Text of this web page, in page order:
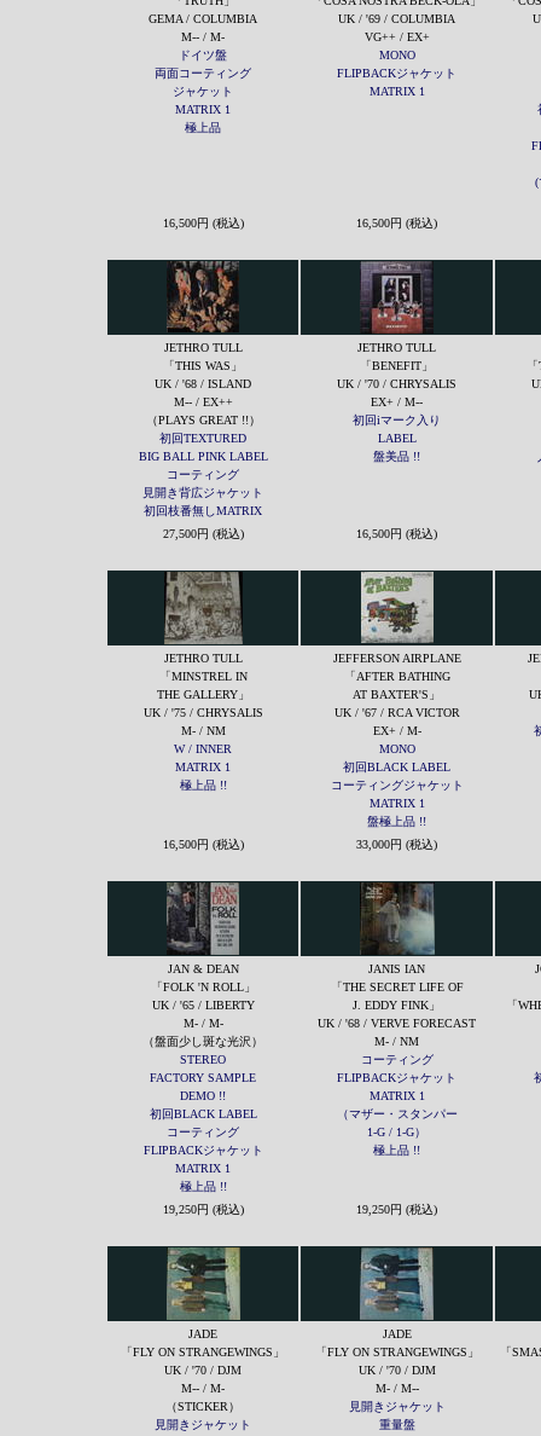
GEMA / COLUMBIA
M-- / M-
ドイツ盤
両面コーティング
ジャケット
MATRIX 1
極上品
UK / '69 / COLUMBIA
VG++ / EX+
MONO
FLIPBACKジャケット
MATRIX 1
(
16,500円 (税込) 16,500円 (税込)
JETHRO TULL
「THIS WAS」
UK / '68 / ISLAND
M-- / EX++
（PLAYS GREAT !!）
初回TEXTURED
BIG BALL PINK LABEL
コーティング
見開き背広ジャケット
初回枝番無しMATRIX
JETHRO TULL
「BENEFIT」
UK / '70 / CHRYSALIS
EX+ / M--
初回iマーク入り
LABEL
盤美品 !!
27,500円 (税込) 16,500円 (税込)
JETHRO TULL
「MINSTREL IN
THE GALLERY」
UK / '75 / CHRYSALIS
M- / NM
W / INNER
MATRIX 1
極上品 !!
JEFFERSON AIRPLANE
「AFTER BATHING
AT BAXTER'S」
UK / '67 / RCA VICTOR
EX+ / M-
MONO
初回BLACK LABEL
コーティングジャケット
MATRIX 1
盤極上品 !!
16,500円 (税込) 33,000円 (税込)
JAN & DEAN
「FOLK 'N ROLL」
UK / '65 / LIBERTY
M- / M-
（盤面少し斑な光沢）
STEREO
FACTORY SAMPLE
DEMO !!
初回BLACK LABEL
コーティング
FLIPBACKジャケット
MATRIX 1
極上品 !!
JANIS IAN
「THE SECRET LIFE OF
J. EDDY FINK」
UK / '68 / VERVE FORECAST
M- / NM
コーティング
FLIPBACKジャケット
MATRIX 1
（マザー・スタンパー
1-G / 1-G）
極上品 !!
「
19,250円 (税込) 19,250円 (税込)
JADE
「FLY ON STRANGEWINGS」
UK / '70 / DJM
M-- / M-
（STICKER）
見開きジャケット
JADE
「FLY ON STRANGEWINGS」
UK / '70 / DJM
M- / M--
見開きジャケット
重量盤
「